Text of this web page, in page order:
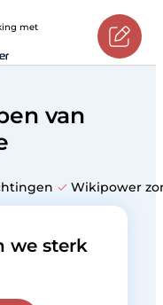
met
van
Wikipower
we sterk